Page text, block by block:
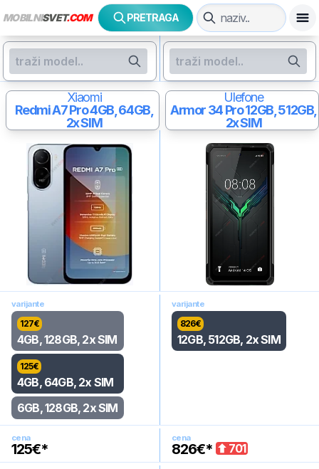
MOBILNISVET.COM PRETRAGA
Xiaomi
Redmi A7 Pro4GB, 64GB,
2x SIM
Ulefone
Armor 34 Pro12GB, 512GB,
2x SIM
varijante
127€
4GB, 128GB, 2x SIM
125€
4GB, 64GB, 2x SIM
6GB, 128GB, 2x SIM
varijante
826€
12GB, 512GB, 2x SIM
cena
125€*
cena
826€* 701